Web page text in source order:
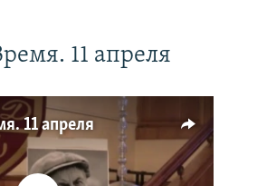
11 апреля
11 апреля